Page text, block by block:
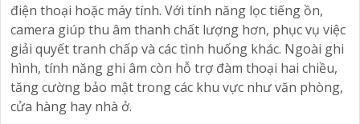
nhất cho nhu cầu an ninh của bạn!"
️🏅️2:"Bạn muốn mua Camera Kbvision với giá ưu đãi và
giải pháp phù hợp? Liên hệ ngay với chúng tôi để được
hỗ trợ tốt nhất từ đội ngũ chuyên gia có kinh nghiệm!"
️🥈3:"Chúng tôi cam kết cung cấp Camera Kbvision
chính hãng với chiết khấu cao nhất trên thị trường. Hãy
điện thoại hoặc máy tính. Với tính năng lọc tiếng ồn,
camera giúp thu âm thanh chất lượng hơn, phục vụ việc
giải quyết tranh chấp và các tình huống khác. Ngoài ghi
hình, tính năng ghi âm còn hỗ trợ đàm thoại hai chiều,
tăng cường bảo mật trong các khu vực như văn phòng,
cửa hàng hay nhà ở.